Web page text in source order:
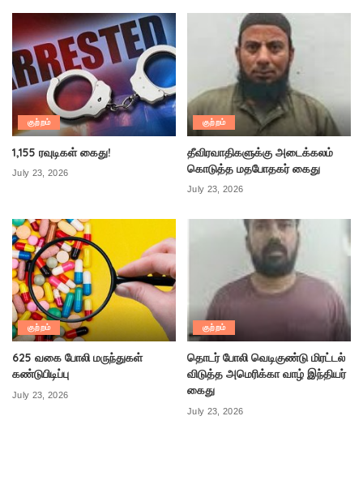
குற்றம்
1,155 ரவுடிகள் கைது!
July 23, 2026
குற்றம்
தீவிரவாதிகளுக்கு அடைக்கலம்
கொடுத்த மதபோதகர் கைது
July 23, 2026
குற்றம்
625 வகை போலி மருந்துகள்
கண்டுபிடிப்பு
July 23, 2026
குற்றம்
தொடர் போலி வெடிகுண்டு மிரட்டல்
விடுத்த அமெரிக்கா வாழ் இந்தியர்
கைது
July 23, 2026